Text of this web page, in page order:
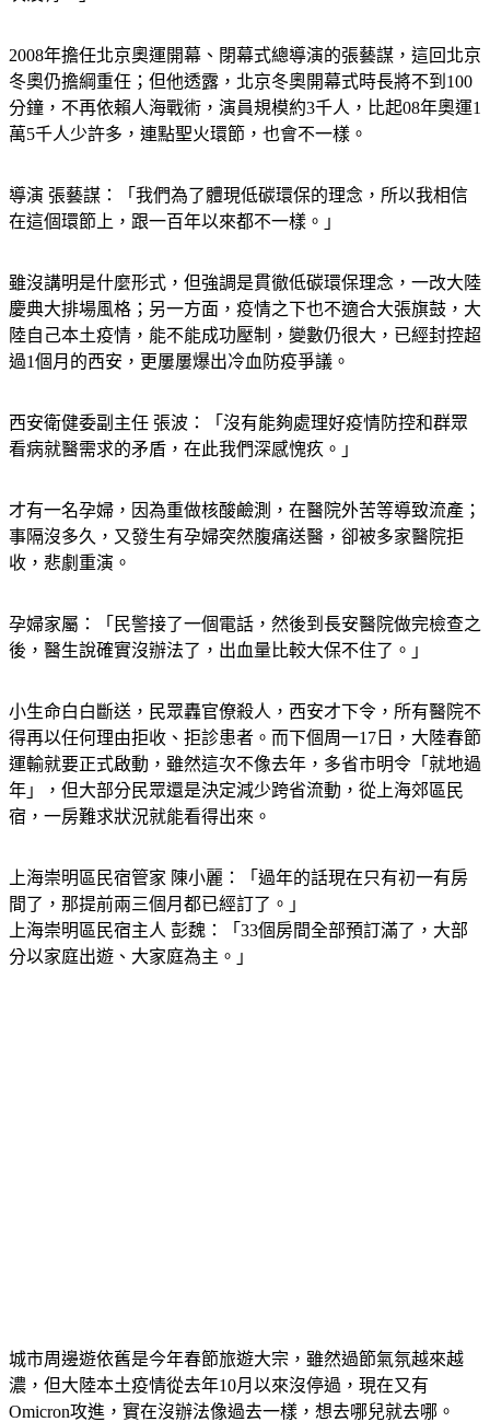
2008年擔任北京奧運開幕、閉幕式總導演的張藝謀，這回北京
冬奧仍擔綱重任；但他透露，北京冬奧開幕式時長將不到100
分鐘，不再依賴人海戰術，演員規模約3千人，比起08年奧運1
萬5千人少許多，連點聖火環節，也會不一樣。
導演 張藝謀：「我們為了體現低碳環保的理念，所以我相信
在這個環節上，跟一百年以來都不一樣。」
雖沒講明是什麼形式，但強調是貫徹低碳環保理念，一改大陸
慶典大排場風格；另一方面，疫情之下也不適合大張旗鼓，大
陸自己本土疫情，能不能成功壓制，變數仍很大，已經封控超
過1個月的西安，更屢屢爆出冷血防疫爭議。
西安衛健委副主任 張波：「沒有能夠處理好疫情防控和群眾
看病就醫需求的矛盾，在此我們深感愧疚。」
才有一名孕婦，因為重做核酸鹼測，在醫院外苦等導致流產；
事隔沒多久，又發生有孕婦突然腹痛送醫，卻被多家醫院拒
收，悲劇重演。
孕婦家屬：「民警接了一個電話，然後到長安醫院做完檢查之
後，醫生說確實沒辦法了，出血量比較大保不住了。」
小生命白白斷送，民眾轟官僚殺人，西安才下令，所有醫院不
得再以任何理由拒收、拒診患者。而下個周一17日，大陸春節
運輸就要正式啟動，雖然這次不像去年，多省市明令「就地過
年」，但大部分民眾還是決定減少跨省流動，從上海郊區民
宿，一房難求狀況就能看得出來。
上海崇明區民宿管家 陳小麗：「過年的話現在只有初一有房
間了，那提前兩三個月都已經訂了。」
上海崇明區民宿主人 彭魏：「33個房間全部預訂滿了，大部
分以家庭出遊、大家庭為主。」
城市周邊遊依舊是今年春節旅遊大宗，雖然過節氣氛越來越
濃，但大陸本土疫情從去年10月以來沒停過，現在又有
Omicron攻進，實在沒辦法像過去一樣，想去哪兒就去哪。